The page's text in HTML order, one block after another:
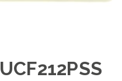
UCF212PSS